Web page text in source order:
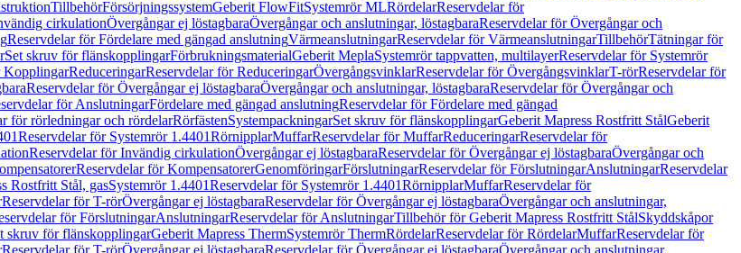
TillbehörFörsörjningssystemGeberit FlowFitSystemrör MLRördelarReservdelar för
cirkulationÖvergångar ej löstagbaraÖvergångar och anslutningar, löstagbaraReservdelar för Övergångar och
Reservdelar för Fördelare med gängad anslutningVärmeanslutningarReservdelar för VärmeanslutningarTillbehörTätningar för
Set skruv för flänskopplingarFörbrukningsmaterialGeberit MeplaSystemrör tappvatten, multilayerReservdelar för Systemrör
KopplingarReduceringarReservdelar för ReduceringarÖvergångsvinklarReservdelar för ÖvergångsvinklarT-rörReservdelar för
Reservdelar för Övergångar ej löstagbaraÖvergångar och anslutningar, löstagbaraReservdelar för Övergångar och
för AnslutningarFördelare med gängad anslutningReservdelar för Fördelare med gängad
för rörledningar och rördelarRörfästenSystempackningarSet skruv för flänskopplingarGeberit Mapress Rostfritt StålGeberit
Reservdelar för Systemrör 1.4401RörnipplarMuffarReservdelar för MuffarReduceringarReservdelar för
Reservdelar för Invändig cirkulationÖvergångar ej löstagbaraReservdelar för Övergångar ej löstagbaraÖvergångar och
Reservdelar för KompensatorerGenomföringarFörslutningarReservdelar för FörslutningarAnslutningarReservdelar
Rostfritt Stål, gasSystemrör 1.4401Reservdelar för Systemrör 1.4401RörnipplarMuffarReservdelar för
Reservdelar för T-rörÖvergångar ej löstagbaraReservdelar för Övergångar ej löstagbaraÖvergångar och anslutningar,
för FörslutningarAnslutningarReservdelar för AnslutningarTillbehör för Geberit Mapress Rostfritt StålSkyddskåpor
skruv för flänskopplingarGeberit Mapress ThermSystemrör ThermRördelarReservdelar för RördelarMuffarReservdelar för
Reservdelar för T-rörÖvergångar ej löstagbaraReservdelar för Övergångar ej löstagbaraÖvergångar och anslutningar,